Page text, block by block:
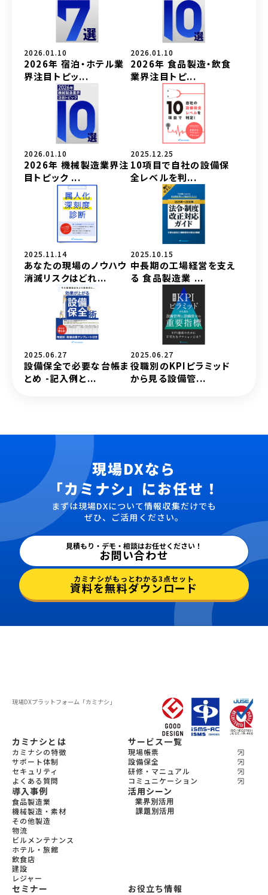
2026.01.10
2026年 宿泊・ホテル業
界注目トピッ...
2026.01.10
2026年 食品製造・飲食
業界注目トピ...
2026.01.10
2026年 機械製造業界注
目トピック ...
2025.12.25
10項目で自社の設備保
全レベルを判...
2025.11.14
あなたの現場のノウハウ
消滅リスクはどれ...
2025.10.15
中長期の工場経営を支え
る 食品製造業 ...
2025.06.27
設備保全で必要な台帳ま
とめ -記入例と...
2025.06.27
役職別のKPIピラミッド
から見る設備管...
現場DXなら
「カミナシ」にお任せ！
まずは現場DXについて情報収集だけでも
ぜひ、ご活用ください。
見積もり・デモ・相談はお任せください！
お問い合わせ
カミナシがもっとわかる3点セット
資料を無料ダウンロード
現場DXプラットフォーム 「カミナシ」
カミナシとは
カミナシの特徴
サポート体制
セキュリティ
よくある質問
サービス一覧
現場帳票
設備保全
研修・マニュアル
コミュニケーション
導入事例
食品製造業
機械製造・素材
その他製造
物流
ビルメンテナンス
ホテル・旅館
飲食店
建設
レジャー
活用シーン
業界別活用
機会製造・素材
課題別活用
セミナー お役立ち情報